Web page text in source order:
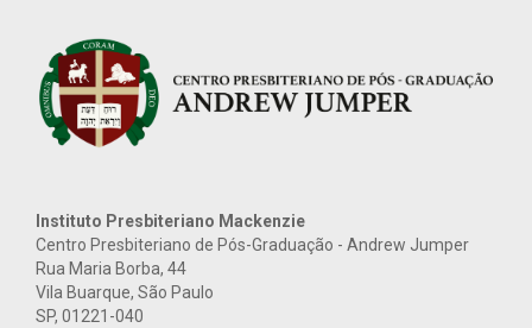
Instituto Presbiteriano Mackenzie
Centro Presbiteriano de Pós-Graduação - Andrew Jumper
Rua Maria Borba, 44
Vila Buarque, São Paulo
SP, 01221-040